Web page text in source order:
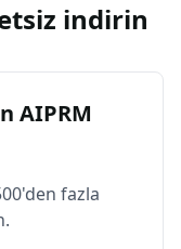
indirin
AIPRM
fazla